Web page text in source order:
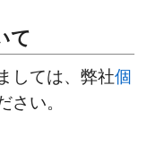
て
しては、弊社個
さい。